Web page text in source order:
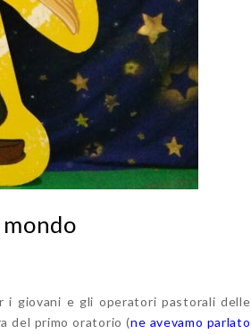
i giovani e gli operatori pastorali delle
del primo oratorio (ne avevamo parlato